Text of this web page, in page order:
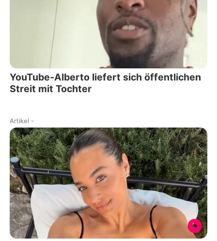
YouTube-Alberto liefert sich öffentlichen
Streit mit Tochter
Artikel -